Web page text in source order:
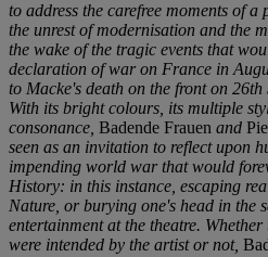
to address the carefree moments of
the unrest of modernisation and the
the wake of the tragic events that
declaration of war on France in
to Macke's death on the front on 26th
With its bright colours, its multiple
consonance, Badende Frauen and
seen as an invitation to reflect upon
impending world war that would
History: in this instance, escaping
Nature, or burying one's head in the
entertainment at the theatre. Whether
were intended by the artist or not,